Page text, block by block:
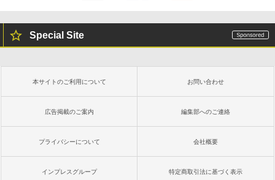
Special Site
本サイトのご利用について お問い合わせ
広告掲載のご案内 編集部へのご連絡
プライバシーについて 会社概要
インプレスグループ 特定商取引法に基づく表示